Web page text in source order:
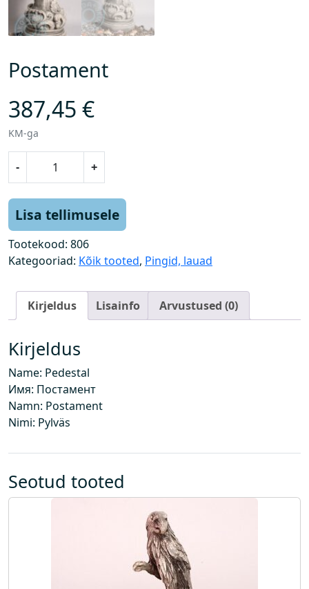
Postament
387,45 €
KM-ga
-
a
m
e
o
g
u
s
+
Lisa tellimusele
Tootekood: 806
Kategooriad: Kõik tooted, Pingid, lauad
Kirjeldus Lisainfo Arvustused (0)
Kirjeldus
Name: Pedestal
Имя: Постамент
Namn: Postament
Nimi: Pylväs
Seotud tooted